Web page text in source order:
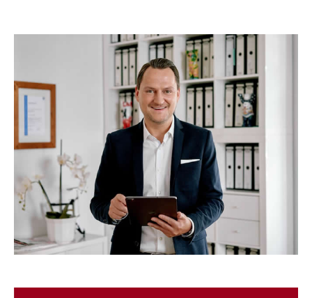
mit uns auf.